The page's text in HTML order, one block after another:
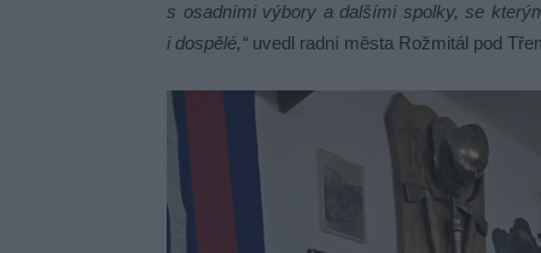
s osadními výbory a dalšími spolky, se
i dospělé,“ uvedl radní města Rožmitál pod